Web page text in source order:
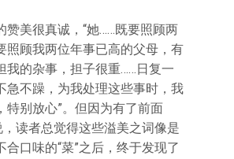
赞美很真诚，“她……既要照顾两
照顾我两位年事已高的父母，有
我的杂事，担子很重……日复一
急不躁，为我处理这些事时，我
特别放心”。但因为有了前面
，读者总觉得这些溢美之词像是
合口味的“菜”之后，终于发现了